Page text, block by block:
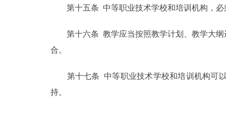
第十五条 中等职业技术学校和培训机构，必
第十六条 教学应当按照教学计划、教学大纲
合。
第十七条 中等职业技术学校和培训机构可以
持。